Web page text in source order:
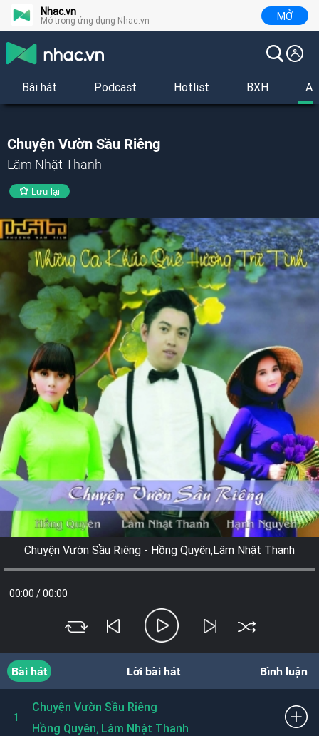
Nhac.vn
Mở trong ứng dụng Nhac.vn MỞ
Bài hát Podcast Hotlist BXH
Chuyện Vườn Sầu Riêng
Lâm Nhật Thanh
Lưu lại
Chuyện Vườn Sầu Riêng - Hồng Quyên,Lâm Nhật Thanh
00:00 /00:00
Bài hát Lời bài hát Bình luận
1
Chuyện Vườn Sầu Riêng
Hồng Quyên, Lâm Nhật Thanh